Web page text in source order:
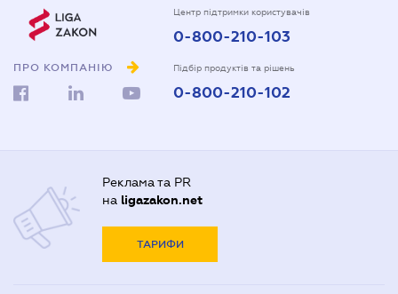
ПРО КОМПАНІЮ
Центр підтримки користувачів
0-800-210-103
Підбір продуктів та рішень
0-800-210-102
Реклама та PR
на ligazakon.net
ТАРИФИ